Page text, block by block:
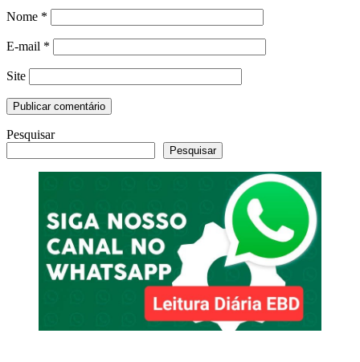
Nome *
E-mail *
Site
Pesquisar
Pesquisar